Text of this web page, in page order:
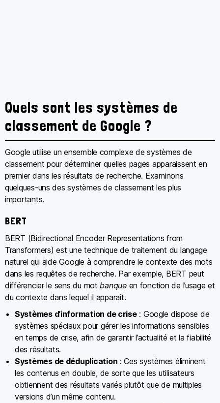
Quels sont les systèmes de
classement de Google ?
Google utilise un ensemble complexe de systèmes de
classement pour déterminer quelles pages apparaissent en
premier dans les résultats de recherche. Examinons
quelques-uns des systèmes de classement les plus
importants.
BERT
BERT (Bidirectional Encoder Representations from
Transformers) est une technique de traitement du langage
naturel qui aide Google à comprendre le contexte des mots
dans les requêtes de recherche. Par exemple, BERT peut
différencier le sens du motbanque en fonction de l’usage et
du contexte dans lequel il apparaît.
Systèmes d’information de crise: Google dispose de
systèmes spéciaux pour gérer les informations sensibles
en temps de crise, afin de garantir l’actualité et la fiabilité
des résultats.
Systèmes de déduplication : Ces systèmes éliminent
les contenus en double, de sorte que les utilisateurs
obtiennent des résultats variés plutôt que de multiples
versions d’un même contenu.